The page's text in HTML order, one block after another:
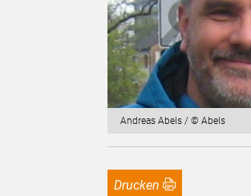
Andreas Abels / © Abels
Drucken